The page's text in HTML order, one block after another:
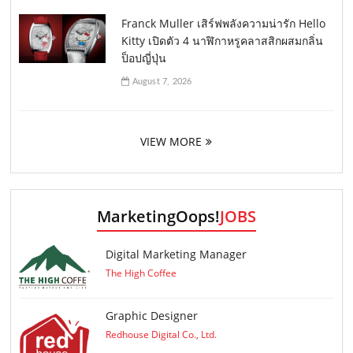
Franck Muller เสิร์ฟพลังความน่ารัก Hello
Kitty เปิดตัว 4 นาฬิกาหรูคลาสสิกผสมกลิ่น
ป็อปญี่ปุ่น
August 7, 2026
VIEW MORE
MarketingOops!JOBS
Digital Marketing Manager
The High Coffee
Graphic Designer
Redhouse Digital Co., Ltd.